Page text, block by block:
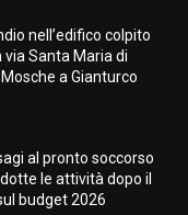
nell’edifico colpito
via Santa Maria di
a Gianturco
al pronto soccorso
le attività dopo il
budget 2026